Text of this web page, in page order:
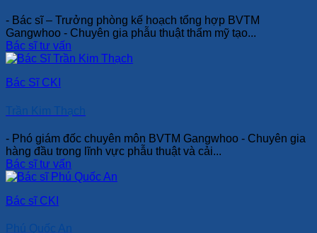
- Bác sĩ – Trưởng phòng kế hoạch tổng hợp BVTM
Gangwhoo - Chuyên gia phẫu thuật thẩm mỹ tạo...
Bác sĩ tư vấn
Bác Sĩ CKI
Trần Kim Thạch
- Phó giám đốc chuyên môn BVTM Gangwhoo - Chuyên gia
hàng đầu trong lĩnh vực phẫu thuật và cải...
Bác sĩ tư vấn
Bác sĩ CKI
Phú Quốc An